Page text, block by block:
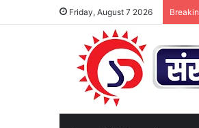
Friday, August 7 2026